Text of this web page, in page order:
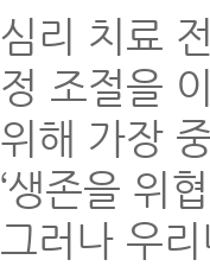
심리 치료
정 조절을
위해 가장
‘생존을 위
그러나 우